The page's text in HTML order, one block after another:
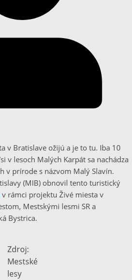
v Bratislave ožijú a je to tu. Iba 10
v lesoch Malých Karpát sa nachádza
v prírode s názvom Malý Slavín.
(MIB) obnovil tento turistický
v rámci projektu Živé miesta v
Mestskými lesmi SR a
Bystrica.
Zdroj:
Mestské
lesy